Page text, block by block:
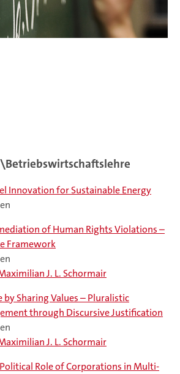
Innovation for Sustainable Energy
of Human Rights Violations –
Framework
J. L. Schormair
by Sharing Values – Pluralistic
through Discursive Justification
J. L. Schormair
Role of Corporations in Multi-